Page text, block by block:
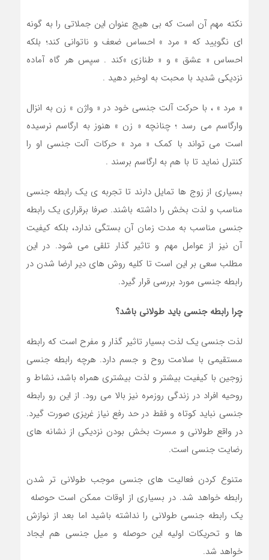
نكته مهم آن است كه بي هيج عنوان اين جملاتي را به گونه
اي نگوييد كه « مرد » احساس ضعف و ناتواني كند؛ بلكه
احساس « عشق » و « طنازي »كند . سپس هر گاه آماده
نزديكي شديد با محبت به اوخبر دهيد .
« مرد » ، با حركت آلت جنسي خود در « واژن » زن به انزال
وارگاسم مي رسد ؛ چنانچه « زن » هنوز به ارگاسم نرسيده
است مي تواند با كمك « مرد » حركات آلت جنسي او را
كنترل نمايد تا با هم به ارگاسم برسند .
بسیاری از زوج ها تمایل دارند تا تجربه ی یک رابطه جنسی
مناسب و لذت بخش را داشته باشند. صرفا برقراری یک رابطه
جنسی مناسب به مدت زمان آن بستگی ندارد، بلکه کیفیت
آن نیز از عوامل مهم و تاثیر گذار تلقی می شود. در این
مطلب سعی بر این است تا کلیه روش های دیر ارضا شدن در
رابطه جنسی مورد بررسی قرار گیرد.
چرا رابطه جنسی باید طولانی باشد؟
لذت جنسی یک لذت بسیار تاثیر گذار و مفرح است که رابطه
مستقیمی با سلامت روح و جسم دارد. هرچه رابطه جنسی
زوجین با کیفیت بیشتر و لذت بیشتری همراه باشد، نشاط و
روحیه افراد در زندگی روزمره نیز بالا می رود. از این رو رابطه
جنسی نباید کوتاه و فقط در حد رفع نیاز غریزی صورت گیرد.
در واقع طولانی و مسرت بخش بودن نزدیکی از نشانه های
رضایت جنسی است.
متنوع کردن فعالیت های جنسی موجب طولانی تر شدن
رابطه خواهد شد. در بسیاری از اوقات ممکن است حوصله
یک رابطه جنسی طولانی را نداشته باشید اما بعد از نوازش
ها و تحریکات اولیه این حوصله و میل جنسی هم ایجاد
خواهد شد.